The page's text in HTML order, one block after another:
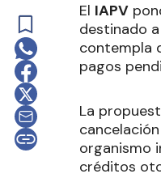
El IAPV
destinado
contempla
pagos
La
organismo
créditos